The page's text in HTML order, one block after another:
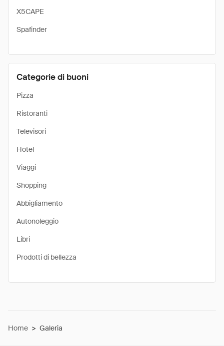
X5CAPE
Spafinder
Categorie di buoni
Pizza
Ristoranti
Televisori
Hotel
Viaggi
Shopping
Abbigliamento
Autonoleggio
Libri
Prodotti di bellezza
Home > Galeria